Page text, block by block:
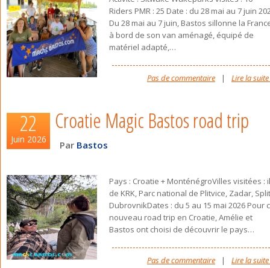
Riders PMR : 25 Date : du 28 mai au 7 juin
Du 28 mai au 7 juin, Bastos sillonne la
à bord de son van aménagé, équipé de
matériel adapté,…
Lire la suite
|
Pas de commentaire
Croatie Magic Bastos road trip
22
Juin 2026 Par Bastos
Pays : Croatie + MonténégroVilles visitées :
de KRK, Parc national de Plitvice, Zadar,
DubrovnikDates : du 5 au 15 mai 2026 Pour
nouveau road trip en Croatie, Amélie et
Bastos ont choisi de découvrir le pays…
Lire la suite
|
Pas de commentaire